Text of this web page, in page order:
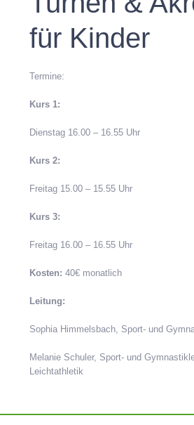
für Kinder
Termine:
Kurs 1:
Dienstag 16.00 – 16.55 Uhr
Kurs 2:
Freitag 15.00 – 15.55 Uhr
Kurs 3:
Freitag 16.00 – 16.55 Uhr
Kosten:40€ monatlich
Leitung:
Sophia Himmelsbach, Sport- und
Melanie Schuler, Sport- und
Leichtathletik